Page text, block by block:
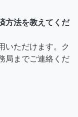
方法を教えてくだ
いただけます。ク
局までご連絡くだ